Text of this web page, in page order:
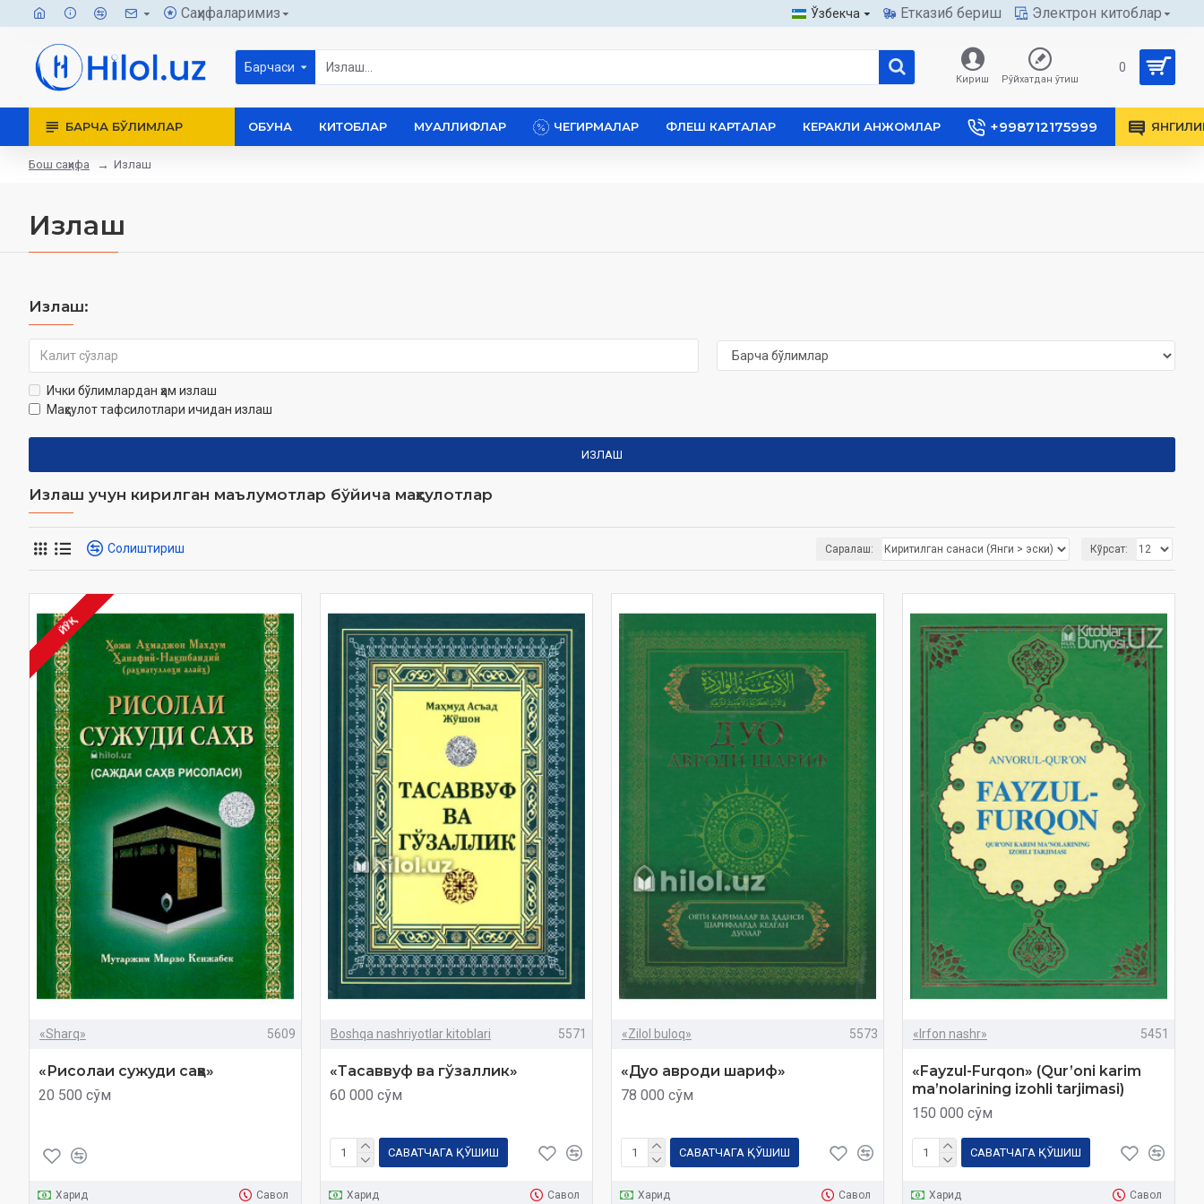
Саҳифаларимиз Ўзбекча Етказиб бериш Электрон китоблар
Барчаси
Кириш Рўйхатдан ўтиш
0
БАРЧА БЎЛИМЛАР ОБУНА КИТОБЛАР МУАЛЛИФЛАР ЧЕГИРМАЛАР ФЛЕШ КАРТАЛАР КЕРАКЛИ АНЖОМЛАР +998712175999
Бош саҳифа Излаш
Излаш
Излаш:
Ички бўлимлардан ҳам излаш
Маҳсулот тафсилотлари ичидан излаш
ИЗЛАШ
Излаш учун кирилган маълумотлар бўйича маҳсулотлар
Солиштириш Саралаш: Кўрсат:
ЙЎҚ
«Sharq» 5609
«Рисолаи сужуди саҳв»
20 500 сўм
Харид Савол
Boshqa nashriyotlar kitoblari 5571
«Тасаввуф ва гўзаллик»
60 000 сўм
САВАТЧАГА ҚЎШИШ
Харид Савол
«Zilol buloq» 5573
«Дуо авроди шариф»
78 000 сўм
САВАТЧАГА ҚЎШИШ
Харид Савол
«Irfon nashr» 5451
«Fayzul-Furqon» (Qur’oni karim
ma’nolarining izohli tarjimasi)
150 000 сўм
САВАТЧАГА ҚЎШИШ
Харид Савол